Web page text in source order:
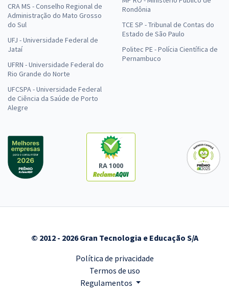
ou 12x de
R$27,99
Economize R$ 83,98 (-20%)
UNESP - Universidade Estadual Paulista “Júlio de Mesquita Filho" -
Psicólogo (Área de atuação: Atendimento Educacional
ou 12x deR$ 30,66
Economize R$ 91,98 (-20%)
Comprar
atuação: Atendimento Educacional Especializado)
R$ 207,92à vista
ou 12x deR$17,33
Economize R$ 51,98 (-20%)
CRA MS - Conselho Regional de
Administração do Mato Grosso
do Sul
UFJ - Universidade Federal de
Jataí
UFRN - Universidade Federal do
Rio Grande do Norte
UFCSPA - Universidade Federal
de Ciência da Saúde de Porto
Alegre
Rondônia
TCE SP - Tribunal de Contas do
Estado de São Paulo
Politec PE - Polícia Científica de
Pernambuco
RA 1000
© 2012 - 2026 Gran Tecnologia e Educação S/A
Política de privacidade
Termos de uso
Regulamentos